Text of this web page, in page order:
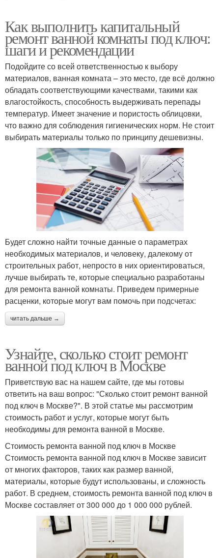
Как выполнить капитальный
ремонт ванной комнаты под ключ:
шаги и рекомендации
Подойдите со всей ответственностью к выбору
материалов, ванная комната – это место, где всё должно
обладать соответствующими качествами, такими как
влагостойкость, способность выдерживать перепады
температур. Имеет значение и пористость облицовки,
что важно для соблюдения гигиенических норм. Не стоит
выбирать материалы только по принципу дешевизны.
Будет сложно найти точные данные о параметрах
необходимых материалов, и человеку, далекому от
строительных работ, непросто в них ориентироваться,
лучше выбирать те, которые специально разработаны
для ремонта ванной комнаты. Приведем примерные
расценки, которые могут вам помочь при подсчетах:
читать дальше →
Узнайте, сколько стоит ремонт
ванной под ключ в Москве
Приветствую вас на нашем сайте, где мы готовы
ответить на ваш вопрос: "Сколько стоит ремонт ванной
под ключ в Москве?". В этой статье мы рассмотрим
стоимость работ и услуг, которые могут быть
необходимы для ремонта ванной в Москве.
Стоимость ремонта ванной под ключ в Москве
Стоимость ремонта ванной под ключ в Москве зависит
от многих факторов, таких как размер ванной,
материалы, которые будут использованы, и сложность
работ. В среднем, стоимость ремонта ванной под ключ в
Москве составляет от 300 000 до 1 000 000 рублей.